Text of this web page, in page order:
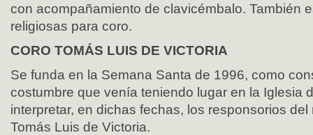
con acompañamiento de clavicémbalo. También
religiosas para coro.
CORO TOMÁS LUIS DE VICTORIA
Se funda en la Semana Santa de 1996, como
costumbre que venía teniendo lugar en la Iglesia
interpretar, en dichas fechas, los responsorios
Tomás Luis de Victoria.